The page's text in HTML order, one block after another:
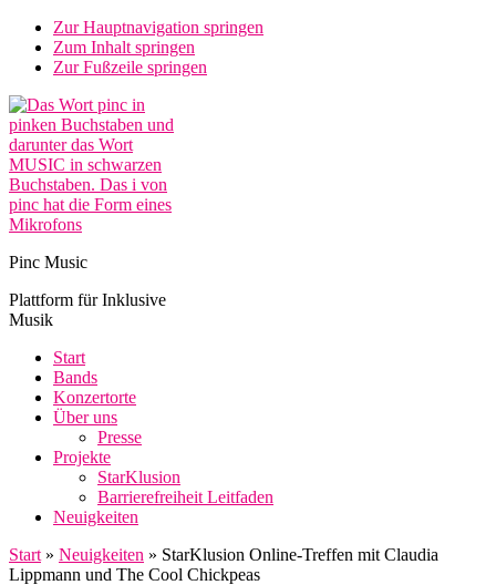
Zur Hauptnavigation springen
Zum Inhalt springen
Zur Fußzeile springen
Pinc Music
Plattform für Inklusive
Musik
Start
Bands
Konzertorte
Über uns
Presse
Projekte
StarKlusion
Barrierefreiheit Leitfaden
Neuigkeiten
Start » Neuigkeiten » StarKlusion Online-Treffen mit Claudia
Lippmann und The Cool Chickpeas